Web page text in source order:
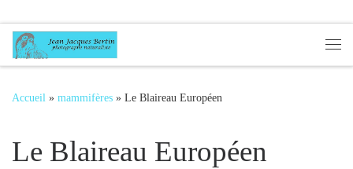
Passer au contenu
Accueil » mammifères » Le Blaireau Européen
Le Blaireau Européen